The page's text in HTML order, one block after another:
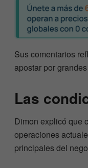
Sus comentarios
apostar por
Las
Dimon explicó que
operaciones
principales del